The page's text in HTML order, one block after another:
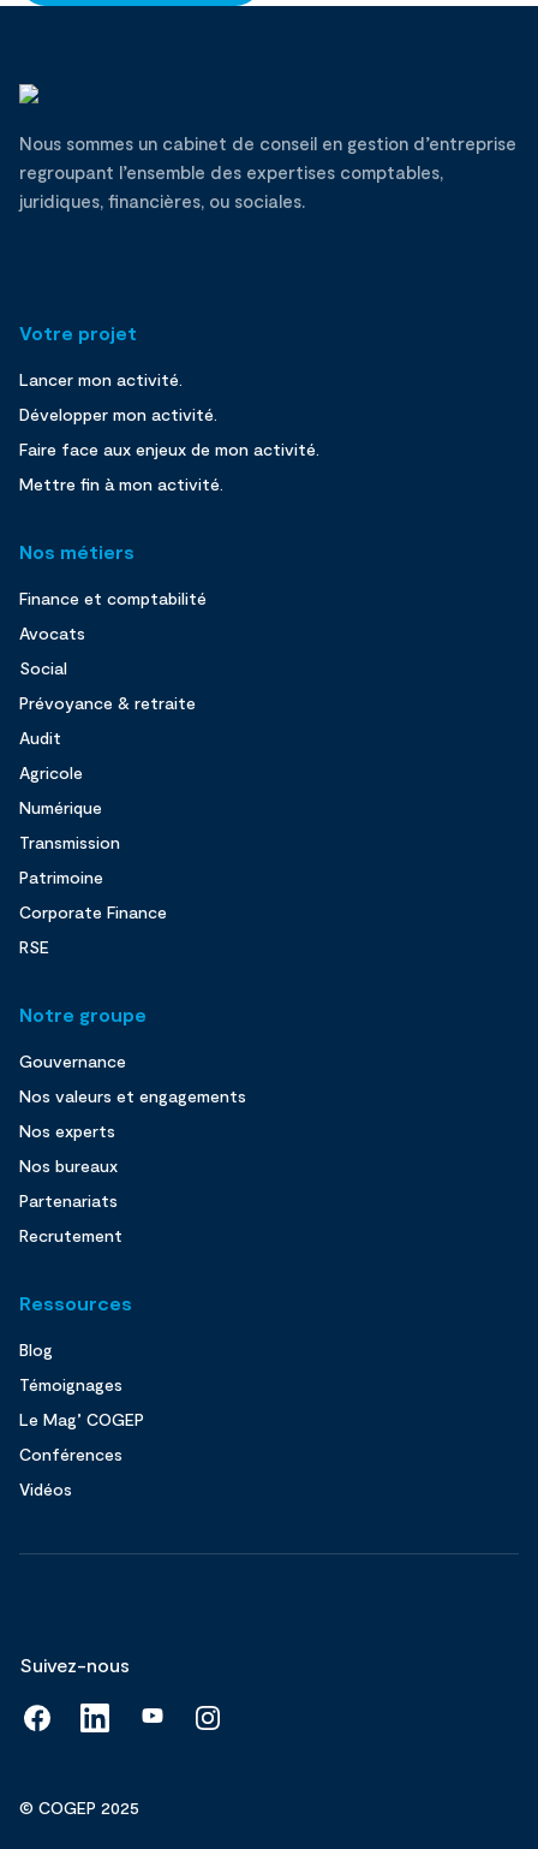
Nous sommes un cabinet de conseil en gestion d’entreprise
regroupant l’ensemble des expertises comptables,
juridiques, financières, ou sociales.
Votre projet
Lancer mon activité.
Développer mon activité.
Faire face aux enjeux de mon activité.
Mettre fin à mon activité.
Nos métiers
Finance et comptabilité
Avocats
Social
Prévoyance & retraite
Audit
Agricole
Numérique
Transmission
Patrimoine
Corporate Finance
RSE
Notre groupe
Gouvernance
Nos valeurs et engagements
Nos experts
Nos bureaux
Partenariats
Recrutement
Ressources
Blog
Témoignages
Le Mag’ COGEP
Conférences
Vidéos
Suivez-nous
© COGEP 2025